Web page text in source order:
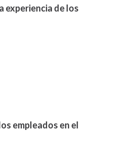
experiencia de los
empleados en el